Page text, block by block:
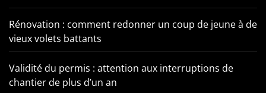
Rénovation : comment redonner un coup de jeune à de
vieux volets battants
Validité du permis : attention aux interruptions de
chantier de plus d’un an